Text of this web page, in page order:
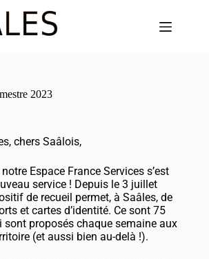
2023
chers Saâlois,
Espace France Services s’est
service ! Depuis le 3 juillet
de recueil permet, à Saâles, de
et cartes d’identité. Ce sont 75
sont proposés chaque semaine aux
(et aussi bien au-delà !).